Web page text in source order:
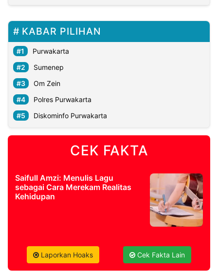
KABAR PILIHAN
Purwakarta
Sumenep
Om Zein
Polres Purwakarta
Diskominfo Purwakarta
CEK FAKTA
Saifull Amzi: Menulis Lagu
sebagai Cara Merekam Realitas
Kehidupan
Laporkan Hoaks Cek Fakta Lain